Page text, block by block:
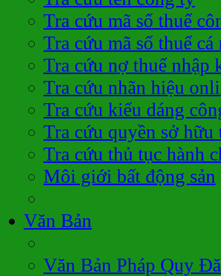
Tra cứu mã số thuế
Tra cứu mã số thuế cá
Tra cứu nợ thuế nhập
Tra cứu nhãn hiệu
Tra cứu kiểu dáng
Tra cứu quyền sở hữu
Tra cứu thủ tục hành
Môi giới bất động sản
Văn Bản
Văn Bản Pháp Quy